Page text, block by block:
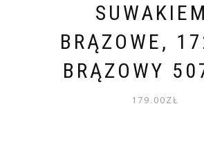
BRĄZOWE,
BRĄZOWY
179.00ZŁ